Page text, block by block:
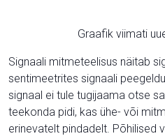
Graafik viimati
Signaali mitmeteelisus näitab
sentimeetrites signaali
signaal ei tule tugijaama otse
teekonda pidi, kas ühe- või
erinevatelt pindadelt. Põhilised